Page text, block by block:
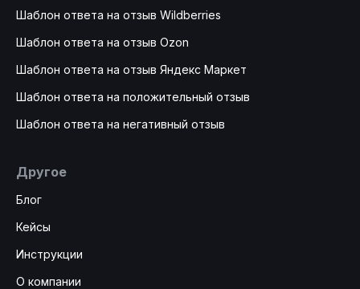
Шаблон ответа на отзыв Wildberries
Шаблон ответа на отзыв Ozon
Шаблон ответа на отзыв Яндекс Маркет
Шаблон ответа на положительный отзыв
Шаблон ответа на негативный отзыв
Другое
Блог
Кейсы
Инструкции
О компании